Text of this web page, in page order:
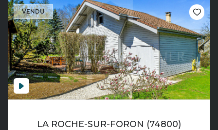
VENDU
LA ROCHE-SUR-FORON (74800)